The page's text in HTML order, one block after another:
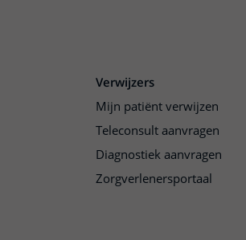
Verwijzers
Mijn patiënt verwijzen
Teleconsult aanvragen
Diagnostiek aanvragen
Zorgverlenersportaal